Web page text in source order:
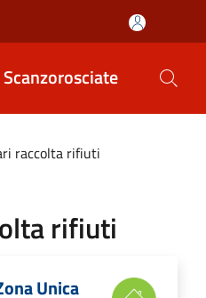
raccolta rifiuti
rifiuti
Unica